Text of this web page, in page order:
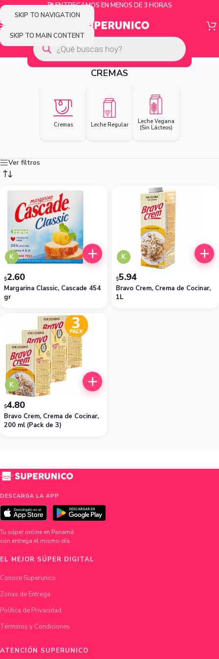
SKIP TO NAVIGATION
SKIP TO MAIN CONTENT
🚀 ENTREGAMOS EN MENOS DE 3 HORAS
CREMAS
Cremas Leche Regular
Leche Vegana
(Sin Lácteos)
Ver filtros
K
Margarina Classic, Cascade 454
gr
$2.60
K
Bravo Crem, Crema de Cocinar,
1L
$5.94
K
Bravo Crem, Crema de Cocinar,
200 ml (Pack de 3)
$4.80
DESCARGA LA APP
Tu súper online en Panamá
con entrega el mismo día.
EL MEJOR SÚPER DIGITAL
Conoce Superunico
Zonas de Entrega
Política de Privacidad
Términos y Condiciones
ATENCIÓN SUPERUNICO